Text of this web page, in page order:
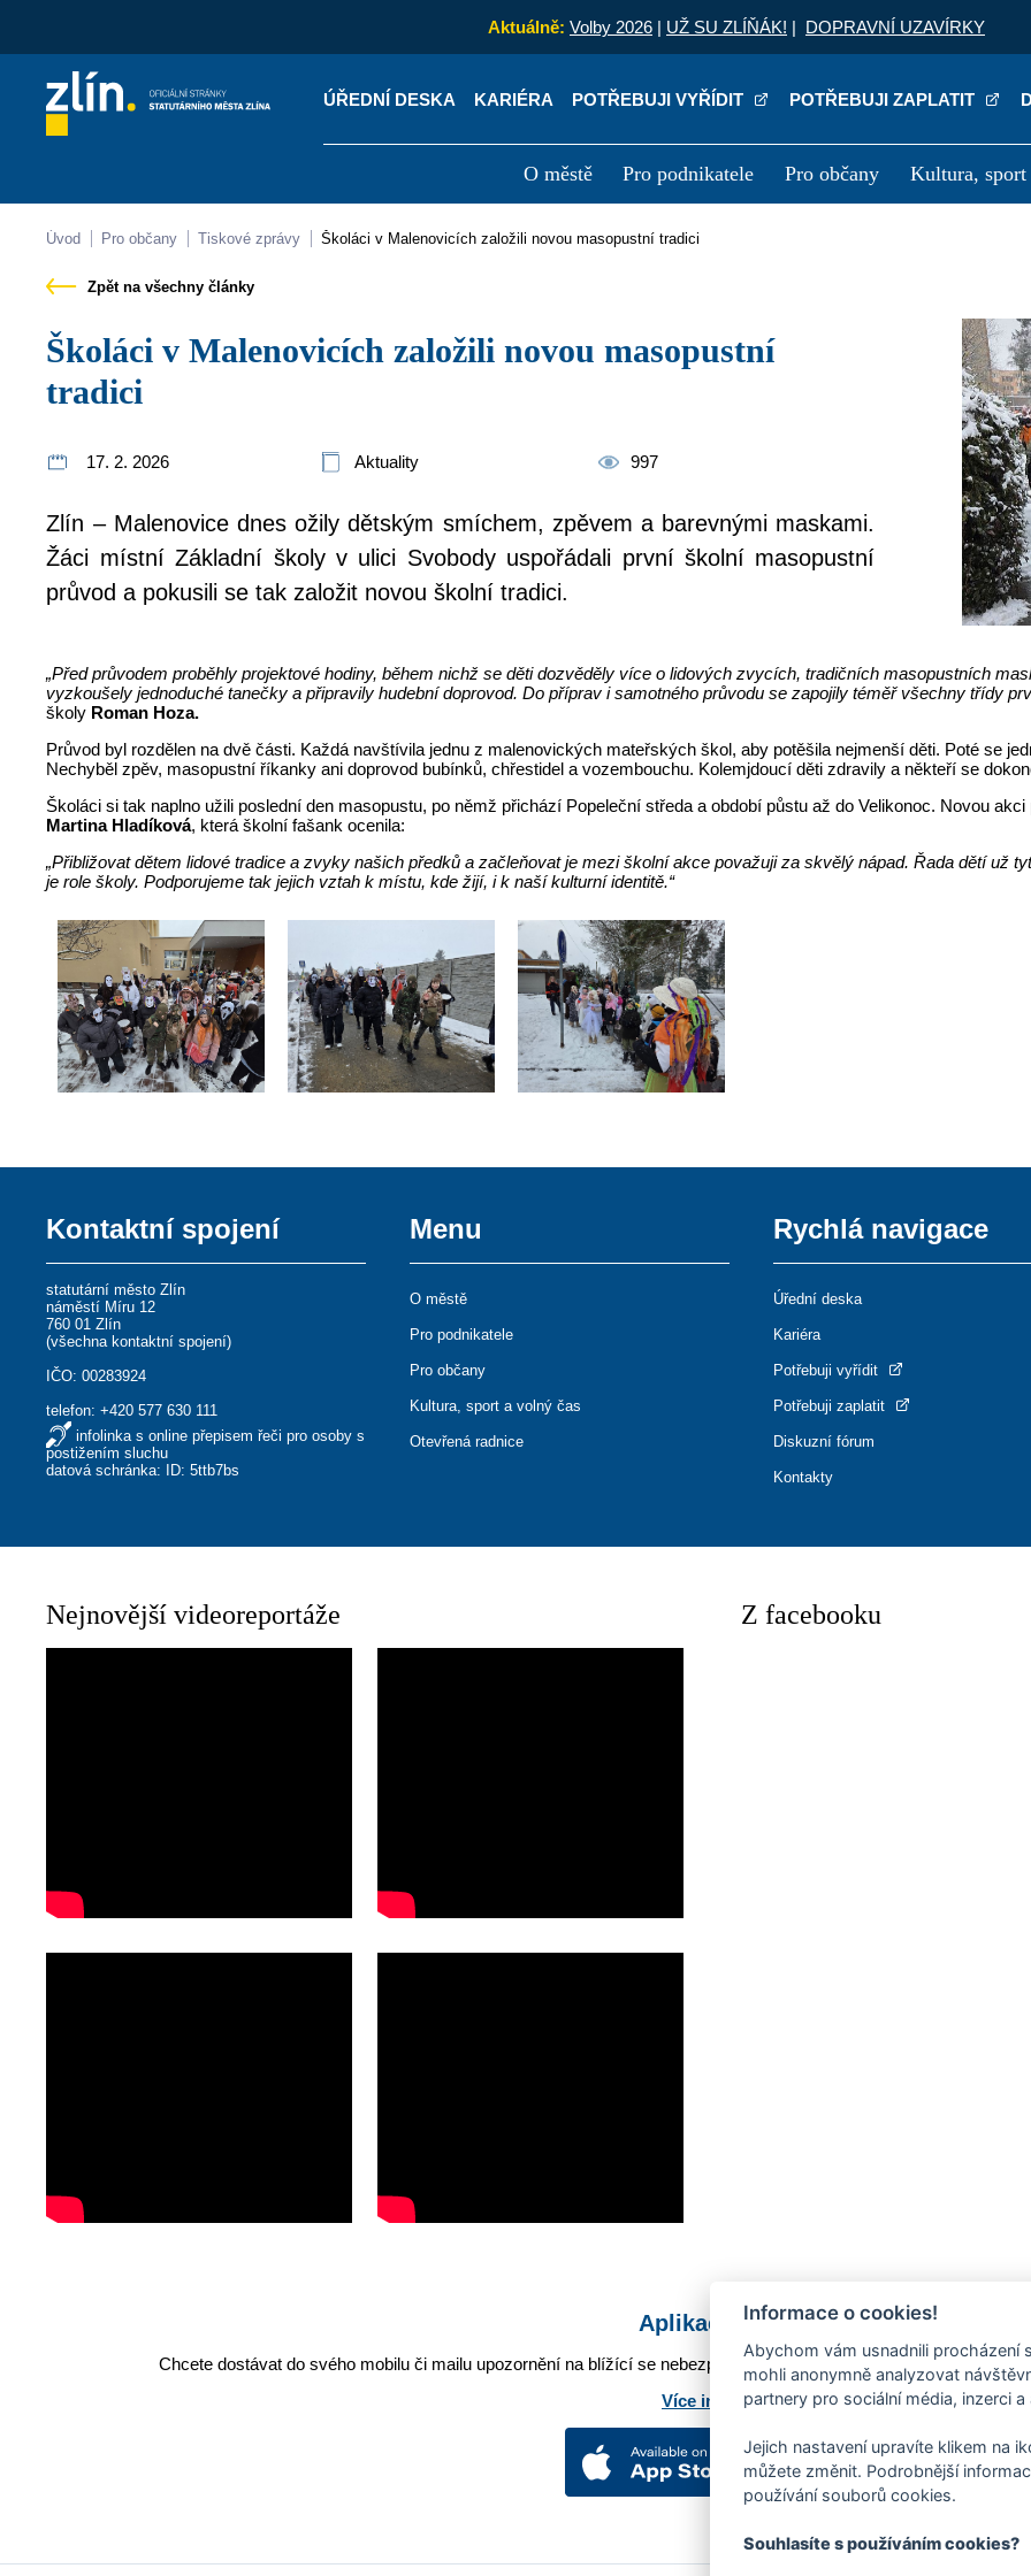
Aktuálně: Volby 2026 | UŽ SU ZLÍŇÁK! | DOPRAVNÍ UZAVÍRKY
ÚŘEDNÍ DESKA KARIÉRA POTŘEBUJI VYŘÍDIT POTŘEBUJI ZAPLATIT
O městě Pro podnikatele Pro občany Kultura, sport
Kontakty Úřední deska
Úvod Pro občany Tiskové zprávy Školáci v Malenovicích založili novou masopustní tradici
Zpět na všechny články
Školáci v Malenovicích založili novou masopustní
tradici
17. 2. 2026 Aktuality 997
Zlín – Malenovice dnes ožily dětským smíchem, zpěvem a barevnými maskami.
Žáci místní Základní školy v ulici Svobody uspořádali první školní masopustní
průvod a pokusili se tak založit novou školní tradici.
„Před průvodem proběhly projektové hodiny, během nichž se děti dozvěděly více o lidových zvycích, tradičních masopustních
vyzkoušely jednoduché tanečky a připravily hudební doprovod. Do příprav i samotného průvodu se zapojily téměř všechny třídy
školy Roman Hoza.
Průvod byl rozdělen na dvě části. Každá navštívila jednu z malenovických mateřských škol, aby potěšila nejmenší děti. Poté se
Nechyběl zpěv, masopustní říkanky ani doprovod bubínků, chřestidel a vozembouchu. Kolemjdoucí děti zdravily a někteří se
Školáci si tak naplno užili poslední den masopustu, po němž přichází Popeleční středa a období půstu až do Velikonoc. Novou
Martina Hladíková, která školní fašank ocenila:
„Přibližovat dětem lidové tradice a zvyky našich předků a začleňovat je mezi školní akce považuji za skvělý nápad. Řada dětí už
je role školy. Podporujeme tak jejich vztah k místu, kde žijí, i k naší kulturní identitě.“
Kontaktní spojení
statutární město Zlín
náměstí Míru 12
760 01 Zlín
(všechna kontaktní spojení)
IČO: 00283924
telefon:+420 577 630 111
infolinka s online přepisem řeči pro osoby s
postižením sluchu
datová schránka: ID: 5ttb7bs
Menu
O městě
Pro podnikatele
Pro občany
Kultura, sport a volný čas
Otevřená radnice
Rychlá navigace
Úřední deska
Kariéra
Potřebuji vyřídit
Potřebuji zaplatit
Diskuzní fórum
Kontakty
Nejnovější videoreportáže Z facebooku
Aplikace Mobilní rozhlas
Chcete dostávat do svého mobilu či mailu upozornění na blížící se nebezpečí, odstávky, poruchy a výpadky
Více informací o aplikaci
Informace o cookies!
Abychom vám usnadnili procházení
mohli anonymně analyzovat
partnery pro sociální média, inzerci a
Jejich nastavení upravíte klikem na
můžete změnit. Podrobnější
používání souborů cookies.
Souhlasíte s používáním cookies?